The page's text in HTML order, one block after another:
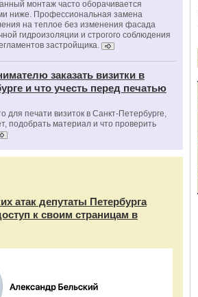
монтаж часто оборачивается
ниже. Профессиональная замена
на теплое без изменения фасада
гидроизоляции и строгого соблюдения
застройщика.
заказать визитки в
и что учесть перед печатью
для печати визиток в Санкт-Петербурге,
подобрать материал и что проверить
атак депутаты Петербурга
к своим страницам в